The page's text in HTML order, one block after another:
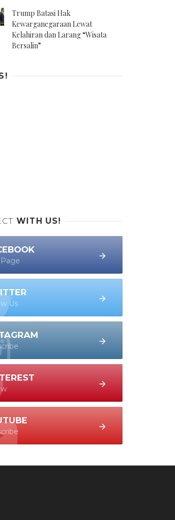
Trump Batasi Hak
Kewarganegaraan Lewat
Kelahiran dan Larang “Wisata
Bersalin”
WITH US!
Us